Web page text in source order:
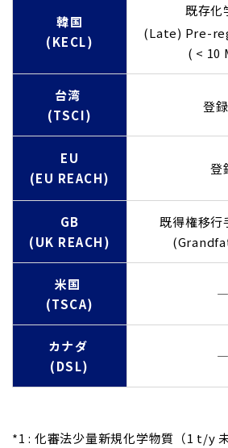
韓国
(KECL)​
既存化
(Late) Pre-
( < 10
台湾 ​
(TSCI)​
登録
EU​
(EU REACH)​
登
GB​
(UK REACH)​
既得権移行
米国 ​
(TSCA)​
―​
カナダ ​
(DSL)​
―​
*1 : 化審法少量新規化学物質（1 t/y 未